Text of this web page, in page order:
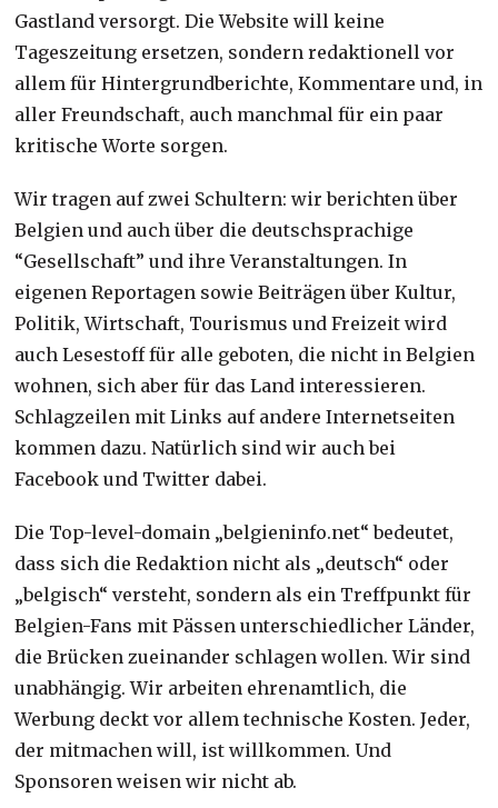
Gastland versorgt. Die Website will keine
Tageszeitung ersetzen, sondern redaktionell vor
allem für Hintergrundberichte, Kommentare und, in
aller Freundschaft, auch manchmal für ein paar
kritische Worte sorgen.
Wir tragen auf zwei Schultern: wir berichten über
Belgien und auch über die deutschsprachige
“Gesellschaft” und ihre Veranstaltungen. In
eigenen Reportagen sowie Beiträgen über Kultur,
Politik, Wirtschaft, Tourismus und Freizeit wird
auch Lesestoff für alle geboten, die nicht in Belgien
wohnen, sich aber für das Land interessieren.
Schlagzeilen mit Links auf andere Internetseiten
kommen dazu. Natürlich sind wir auch bei
Facebook und Twitter dabei.
Die Top-level-domain „belgieninfo.net“ bedeutet,
dass sich die Redaktion nicht als „deutsch“ oder
„belgisch“ versteht, sondern als ein Treffpunkt für
Belgien-Fans mit Pässen unterschiedlicher Länder,
die Brücken zueinander schlagen wollen. Wir sind
unabhängig. Wir arbeiten ehrenamtlich, die
Werbung deckt vor allem technische Kosten. Jeder,
der mitmachen will, ist willkommen. Und
Sponsoren weisen wir nicht ab.